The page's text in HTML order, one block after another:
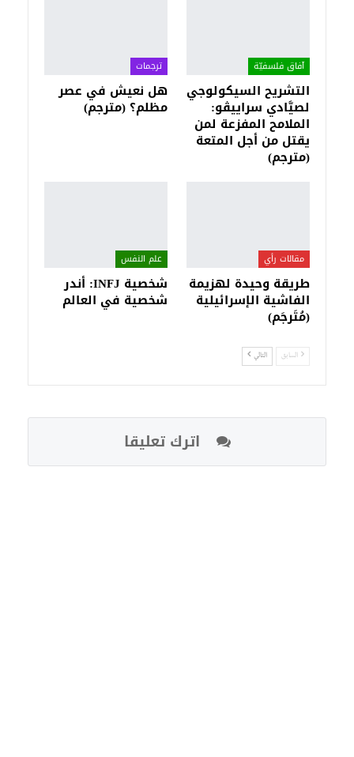
آفاق فلسفيّة‎
التشريح السيكولوجي
لصيَّادي سراييڤو:
الملامح المفزعة لمن
يقتل من أجل المتعة
(مترجم)
ترجمات
هل نعيش في عصر
مظلم؟ (مترجم)
مقالات رأي
طريقة وحيدة لهزيمة
الفاشية الإسرائيلية
(مُتَرجَم)
علم النفس
شخصية INFJ: أندر
شخصية في العالم
السابق التالي
اترك تعليقا